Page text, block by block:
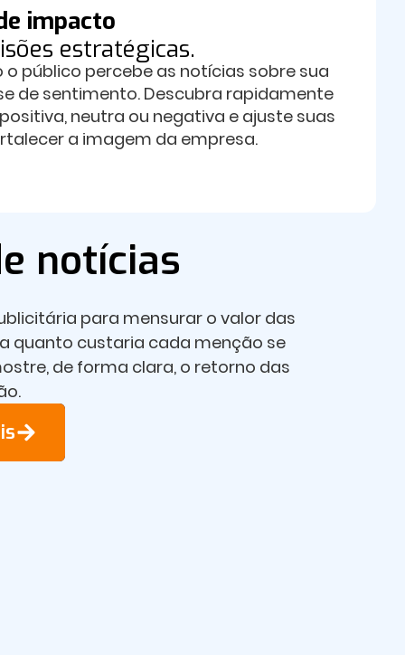
impacto
estratégicas.
público percebe as notícias sobre sua
de sentimento. Descubra rapidamente
neutra ou negativa e ajuste suas
a imagem da empresa.
notícias
para mensurar o valor das
quanto custaria cada menção se
de forma clara, o retorno das